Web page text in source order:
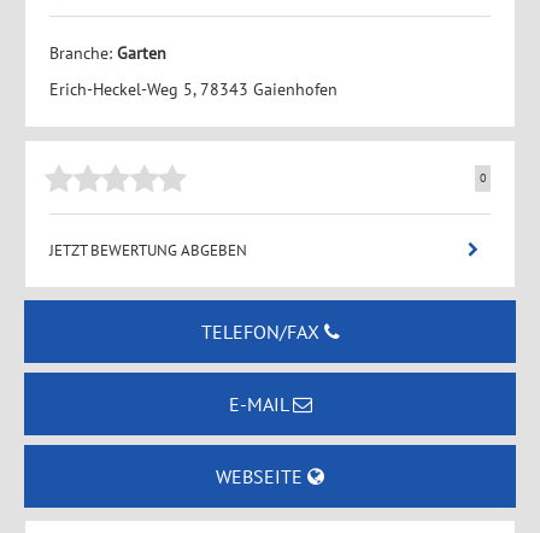
Branche: Garten
Erich-Heckel-Weg 5, 78343 Gaienhofen
0
JETZT BEWERTUNG ABGEBEN
TELEFON/FAX
E-MAIL
WEBSEITE